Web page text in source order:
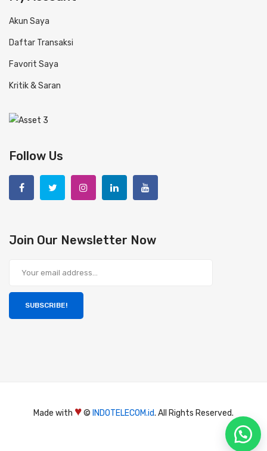
Akun Saya
Daftar Transaksi
Favorit Saya
Kritik & Saran
Follow Us
Join Our Newsletter Now
SUBSCRIBE!
Made with ♥© INDOTELECOM.id. All Rights Reserved.